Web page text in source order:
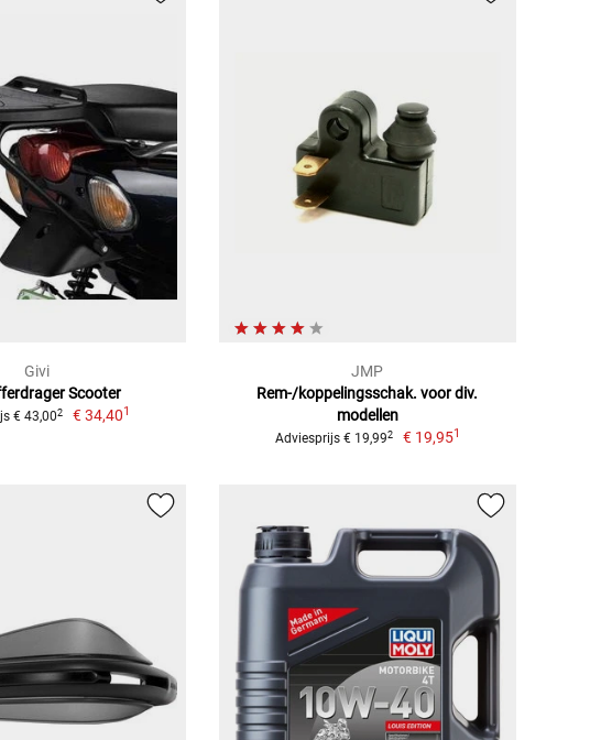
Givi
Scooter
€ 43,002 € 34,401
JMP
Rem-/koppelingsschak. voor div.
modellen
Adviesprijs € 19,992 € 19,951